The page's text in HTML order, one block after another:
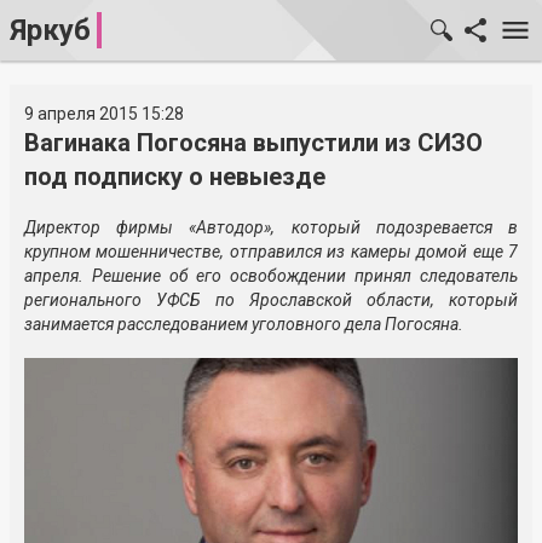
Яркуб
9 апреля 2015 15:28
Вагинака Погосяна выпустили из СИЗО
под подписку о невыезде
Директор фирмы «Автодор», который подозревается в
крупном мошенничестве, отправился из камеры домой еще 7
апреля. Решение об его освобождении принял следователь
регионального УФСБ по Ярославской области, который
занимается расследованием уголовного дела Погосяна.